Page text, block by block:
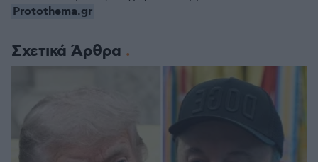
Σχετικά Άρθρα
Protothema.gr